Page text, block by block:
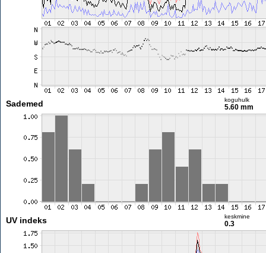
Sademed koguhulk
5.60 mm
UV indeks keskmine
0.3